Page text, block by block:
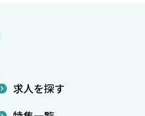
求人を探す